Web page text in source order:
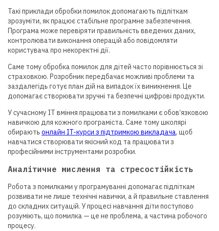
Такі приклади обробки помилок допомагають підліткам
зрозуміти, як працює стабільне програмне забезпечення.
Програма може перевіряти правильність введених даних,
контролювати виконання операцій або повідомляти
користувача про некоректні дії.
Саме тому обробка помилок для дітей часто порівнюється зі
страховкою. Розробник передбачає можливі проблеми та
заздалегідь готує план дій на випадок їх виникнення. Це
допомагає створювати зручні та безпечні цифрові продукти.
У сучасному IT вміння працювати з помилками є обов’язковою
навичкою для кожного програміста. Саме тому школярі
обирають онлайн IT-курси з підтримкою викладача, щоб
навчатися створювати якісний код та працювати з
професійними інструментами розробки.
Аналітичне мислення та стресостійкість
Робота з помилками у програмуванні допомагає підліткам
розвивати не лише технічні навички, а й правильне ставлення
до складних ситуацій. У процесі навчання діти поступово
розуміють, що помилка — це не проблема, а частина робочого
процесу.